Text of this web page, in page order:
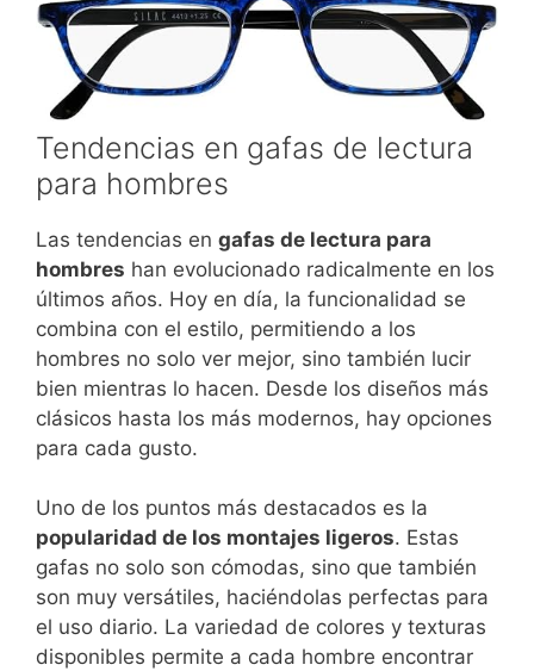
Tendencias en gafas de lectura
para hombres
Las tendencias en gafas de lectura para
hombres han evolucionado radicalmente en los
últimos años. Hoy en día, la funcionalidad se
combina con el estilo, permitiendo a los
hombres no solo ver mejor, sino también lucir
bien mientras lo hacen. Desde los diseños más
clásicos hasta los más modernos, hay opciones
para cada gusto.
Uno de los puntos más destacados es la
popularidad de los montajes ligeros. Estas
gafas no solo son cómodas, sino que también
son muy versátiles, haciéndolas perfectas para
el uso diario. La variedad de colores y texturas
disponibles permite a cada hombre encontrar